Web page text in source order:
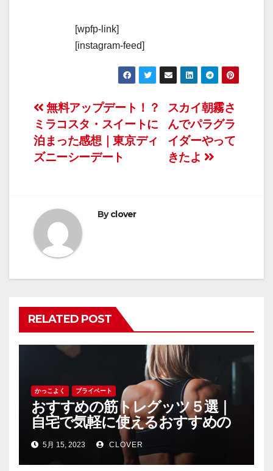
[wpfp-link]
[instagram-feed]
投
稿
ナ
ゲ
ー
シ
ョ
ン
スカイ朝霧さ
んでパラグラ
イダーやって
きたよ
無料アップデート！？
ミラコスタ・スイートに
泊まった感想｜東京ディ
ズニーシーデート
Byclover
RELATED POST
かっこよく プライベート
おすすめの筋トレグッツ５選｜
自宅で気軽に使えるおすすめの
筋トレグッツをご紹介
5月 15, 2023 CLOVER